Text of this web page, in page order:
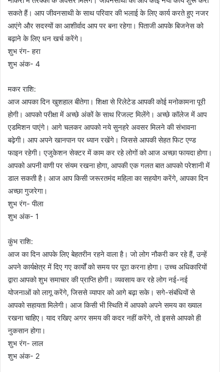
सकते हैं। आप जीवनसाथी के साथ परिवार की भलाई के लिए कार्य करते हुए नजर
आएंगे और सदस्यों का आशीर्वाद आप पर बना रहेगा। पिताजी आपके बिजनेस को
बढ़ाने के लिए धन खर्च करेंगे।
शुभ रंग- हरा
शुभ अंक- 4
मकर राशि:
आज आपका दिन खुशहाल बीतेगा। शिक्षा से रिलेटेड आपकी कोई मनोकामना पूरी
होगी। आपको परीक्षा में अच्छे अंकों के साथ रिजल्ट मिलेंगे। अच्छे कॉलेज में आप
एडमिशन पाएंगे। आगे चलकर आपको नये सुनहरे अवसर मिलने की संभावना
बढ़ेगी। आप अपने खानपान पर ध्यान रखेंगे। जिससे आपकी सेहत फिट एण्ड
फाइन रहेगी। एजुकेशन सेक्टर में काम कर रहे लोगों को आज अच्छा फायदा होगा।
आपको अपनी वाणी पर संयम रखना होगा, आपकी एक गलत बात आपको परेशानी में
डाल सकती है। आज आप किसी जरूरतमंद महिला का सहयोग करेंगे, आपका दिन
अच्छा गुजरेगा।
शुभ रंग- पीला
शुभ अंक- 1
कुंभ राशि:
आज का दिन आपके लिए बेहतरीन रहने वाला है। जो लोग नौकरी कर रहे हैं, उन्हें
अपने कार्यक्षेत्र में दिए गए कार्यों को समय पर पूरा करना होगा। उच्च अधिकारियों
द्वारा आपको शुभ समाचार की प्राप्ति होगी। व्यवसाय कर रहे लोग नई-नई
योजनाओं को लागू करेंगे, जिससे व्यापार को आगे बढ़ा सके। सगे-संबंधियों से
आपको सहायता मिलेगी। आज किसी भी स्थिति में आपको अपने समय का ख्याल
रखना चाहिए। याद रखिए अगर समय की कदर नहीं करेंगे, तो इससे आपको ही
नुकसान होगा।
शुभ रंग- लाल
शुभ अंक- 2